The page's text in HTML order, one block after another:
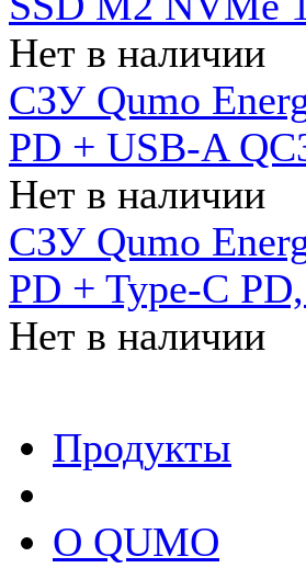
Нет в наличии
СЗУ Qumo
PD + USB-A
Нет в наличии
СЗУ Qumo
PD + Type-C
Нет в наличии
Продукты
О QUMO